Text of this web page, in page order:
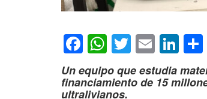
Facebook
WhatsApp
Twitter
Email
Un equipo que estudia
financiamiento de 15
ultralivianos.